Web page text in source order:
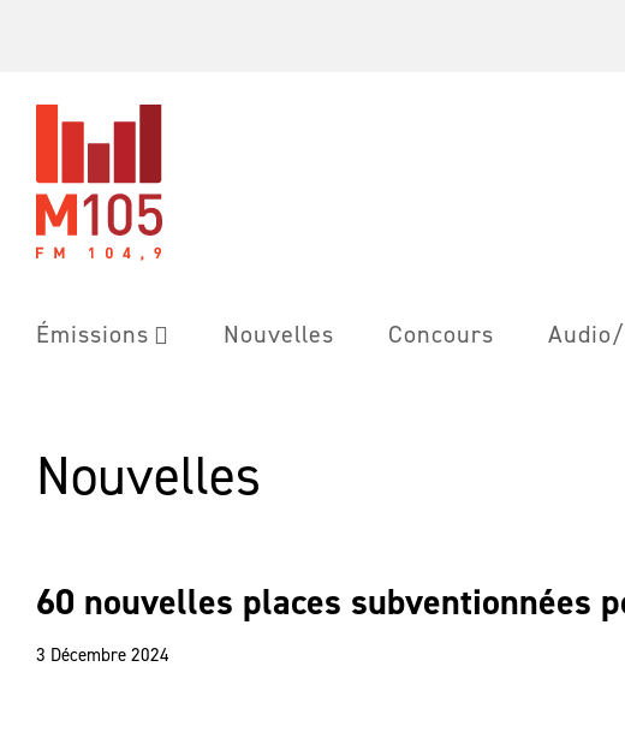
Émissions Nouvelles Concours
Nouvelles
60 nouvelles places subventionnées
3 Décembre 2024